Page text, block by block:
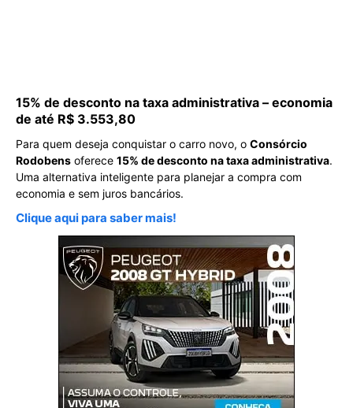
15% de desconto na taxa administrativa – economia
de até R$ 3.553,80
Para quem deseja conquistar o carro novo, o Consórcio
Rodobens oferece 15% de desconto na taxa administrativa.
Uma alternativa inteligente para planejar a compra com
economia e sem juros bancários.
Clique aqui para saber mais!